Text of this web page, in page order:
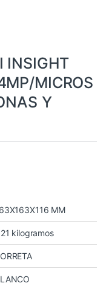
INSIGHT
MICROS
Y
MM
kilogramos